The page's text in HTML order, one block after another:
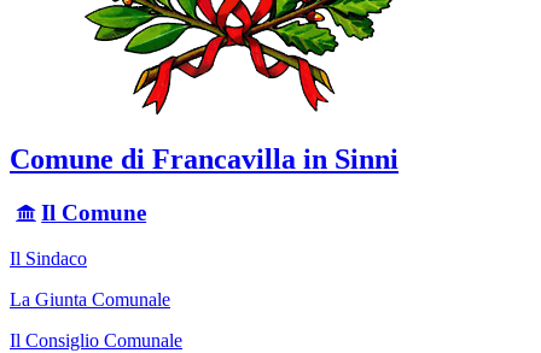
Comune di Francavilla in Sinni
Il Comune
Il Sindaco
La Giunta Comunale
Il Consiglio Comunale